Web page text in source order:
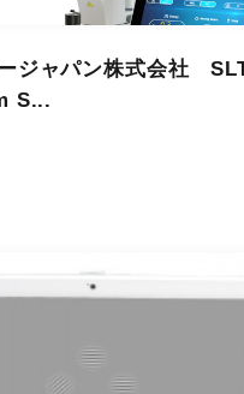
ジャパン株式会社
S...